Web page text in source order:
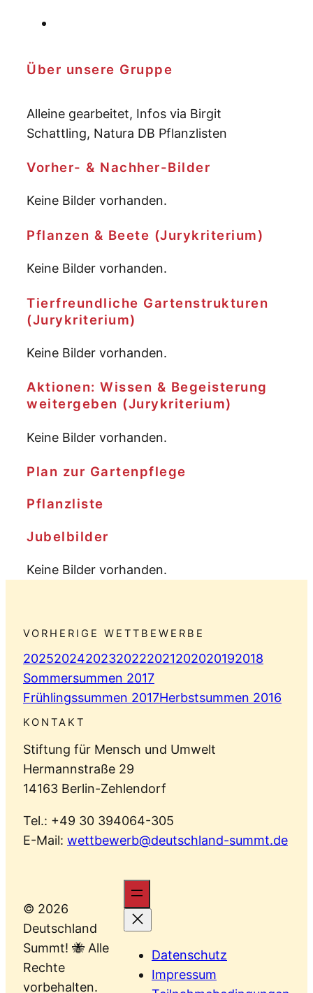
Über unsere Gruppe
Alleine gearbeitet, Infos via Birgit
Schattling, Natura DB Pflanzlisten
Vorher- & Nachher-Bilder
Keine Bilder vorhanden.
Pflanzen & Beete (Jurykriterium)
Keine Bilder vorhanden.
Tierfreundliche Gartenstrukturen
(Jurykriterium)
Keine Bilder vorhanden.
Aktionen: Wissen & Begeisterung
weitergeben (Jurykriterium)
Keine Bilder vorhanden.
Plan zur Gartenpflege
Pflanzliste
Jubelbilder
Keine Bilder vorhanden.
VORHERIGE WETTBEWERBE
20252024202320222021202020192018
Sommersummen 2017
Frühlingssummen 2017Herbstsummen 2016
KONTAKT
Stiftung für Mensch und Umwelt
Hermannstraße 29
14163 Berlin-Zehlendorf
Tel.: +49 30 394064-305
E-Mail: wettbewerb@deutschland-summt.de
© 2026
Deutschland
Summt! 🐝 Alle
Rechte
vorbehalten.
Datenschutz
Impressum